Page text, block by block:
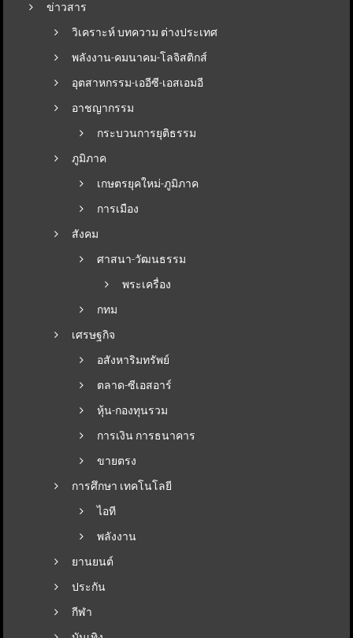
ข่าวสาร
วิเคราะห์ บทความ ต่างประเทศ
พลังงาน-คมนาคม-โลจิสติกส์
อุตสาหกรรม-เออีซี-เอสเอมอี
อาชญากรรม
กระบวนการยุติธรรม
ภูมิภาค
เกษตรยุคใหม่-ภูมิภาค
การเมือง
สังคม
ศาสนา-วัฒนธรรม
พระเครื่อง
กทม
เศรษฐกิจ
อสังหาริมทรัพย์
ตลาด-ซีเอสอาร์
หุ้น-กองทุนรวม
การเงิน การธนาคาร
ขายตรง
การศึกษา เทคโนโลยี
ไอที
พลังงาน
ยานยนต์
ประกัน
กีฬา